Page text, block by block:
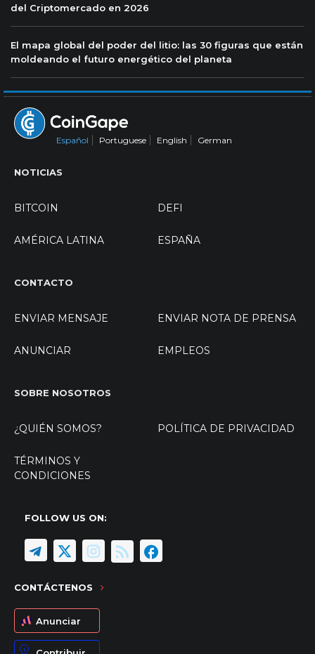
del Criptomercado en 2026
El mapa global del poder del litio: las 30 figuras que están
moldeando el futuro energético del planeta
Español Portuguese English German
NOTICIAS
BITCOIN DEFI
AMÉRICA LATINA ESPAÑA
CONTACTO
ENVIAR MENSAJE ENVIAR NOTA DE PRENSA
ANUNCIAR EMPLEOS
SOBRE NOSOTROS
¿QUIÉN SOMOS? POLÍTICA DE PRIVACIDAD
TÉRMINOS Y
CONDICIONES
FOLLOW US ON:
CONTÁCTENOS
Anunciar